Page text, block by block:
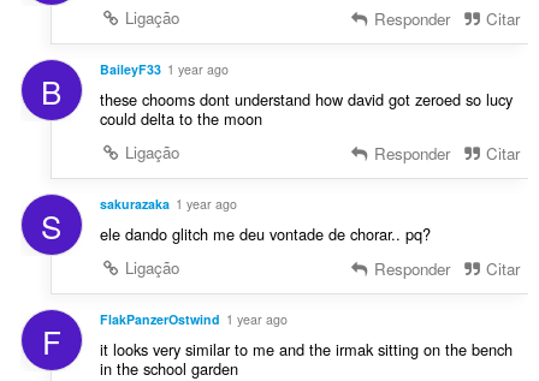
Ligação
Responder Citar
B BaileyF33 1 year ago
these chooms dont understand how david got zeroed so lucy
could delta to the moon
Ligação
Responder Citar
S sakurazaka 1 year ago
ele dando glitch me deu vontade de chorar.. pq?
Ligação
Responder Citar
F FlakPanzerOstwind 1 year ago
it looks very similar to me and the irmak sitting on the bench
in the school garden